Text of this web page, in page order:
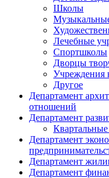
Школы
Лечебные
Спортшколы
Дворцы
Учреждения
Другое
Департамент
отношений
Департамент
Департамент
Департамент
Департамент